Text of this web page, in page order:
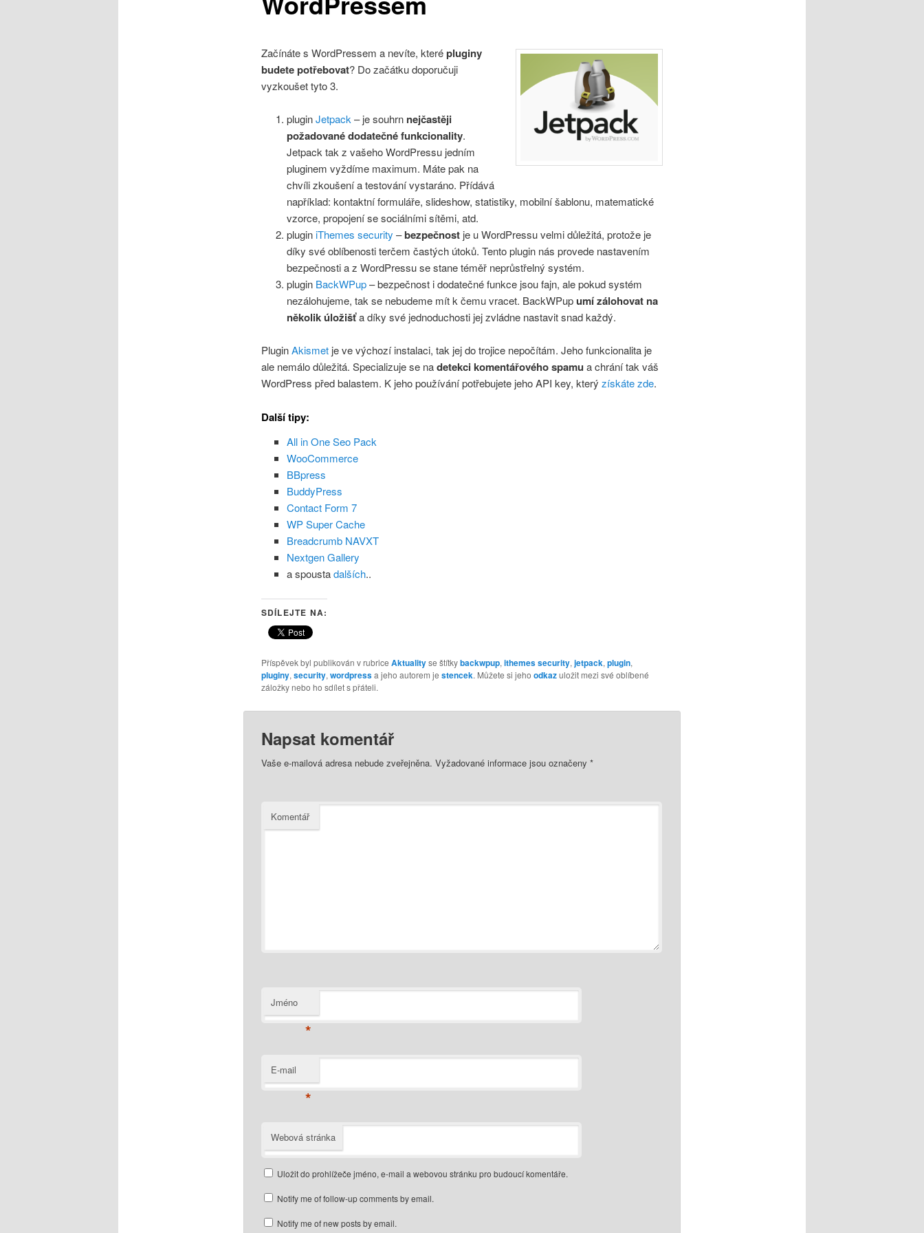
Začínáte s WordPressem a nevíte, kterépluginy
budete potřebovat? Do začátku doporučuji
vyzkoušet tyto 3.
pluginJetpack – je souhrn nejčastěji
požadované dodatečné funkcionality.
Jetpack tak z vašeho WordPressu jedním
pluginem vyždíme maximum. Máte pak na
chvíli zkoušení a testování vystaráno. Přídává
například: kontaktní formuláře, slideshow, statistiky, mobilní šablonu, matematické
vzorce, propojení se sociálními sítěmi, atd.
pluginiThemes security –bezpečnost je u WordPressu velmi důležitá, protože je
díky své oblíbenosti terčem častých útoků. Tento plugin nás provede nastavením
bezpečnosti a z WordPressu se stane téměř neprůstřelný systém.
plugin BackWPup– bezpečnost i dodatečné funkce jsou fajn, ale pokud systém
nezálohujeme, tak se nebudeme mít k čemu vracet. BackWPupumí zálohovat na
několik úložišťa díky své jednoduchosti jej zvládne nastavit snad každý.
PluginAkismetje ve výchozí instalaci, tak jej do trojice nepočítám. Jeho funkcionalita je
ale nemálo důležitá. Specializuje se nadetekci komentářového spamu a chrání tak váš
WordPress před balastem. K jeho používání potřebujete jeho API key, který získáte zde.
Další tipy:
All in One Seo Pack
WooCommerce
BBpress
BuddyPress
Contact Form 7
WP Super Cache
Breadcrumb NAVXT
Nextgen Gallery
a spoustadalších..
SDÍLEJTE NA:
Příspěvek byl publikován v rubrice Aktualityse štítkybackwpup, ithemes security, jetpack, plugin,
pluginy, security, wordpressa jeho autorem je stencek. Můžete si jeho odkazuložit mezi své oblíbené
záložky nebo ho sdílet s přáteli.
Napsat komentář
Vaše e-mailová adresa nebude zveřejněna. Vyžadované informace jsou označeny *
Komentář
Jméno
*
E-mail
*
Webová stránka
Uložit do prohlížeče jméno, e-mail a webovou stránku pro budoucí komentáře.
Notify me of follow-up comments by email.
Notify me of new posts by email.